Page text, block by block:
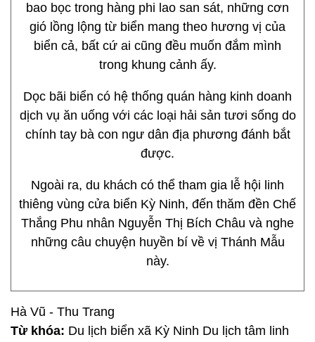
bao bọc trong hàng phi lao san sát, những cơn
gió lồng lộng từ biển mang theo hương vị của
biển cả, bất cứ ai cũng đều muốn đắm mình
trong khung cảnh ấy.
Dọc bãi biển có hệ thống quán hàng kinh doanh
dịch vụ ăn uống với các loại hải sản tươi sống do
chính tay bà con ngư dân địa phương đánh bắt
được.
Ngoài ra, du khách có thể tham gia lễ hội linh
thiêng vùng cửa biển Kỳ Ninh, đến thăm đền Chế
Thắng Phu nhân Nguyễn Thị Bích Châu và nghe
những câu chuyện huyền bí về vị Thánh Mẫu
này.
Hà Vũ - Thu Trang
Từ khóa: Du lịch biển xã Kỳ Ninh Du lịch tâm linh